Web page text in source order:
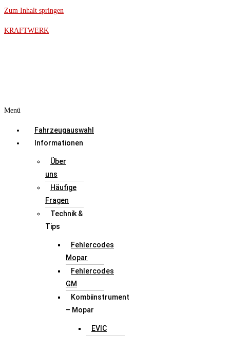
Zum Inhalt springen
KRAFTWERK
Menü
Fahrzeugauswahl
Informationen
Über
uns
Häufige
Fragen
Technik &
Tips
Fehlercodes
Mopar
Fehlercodes
GM
Kombiinstrument
– Mopar
EVIC